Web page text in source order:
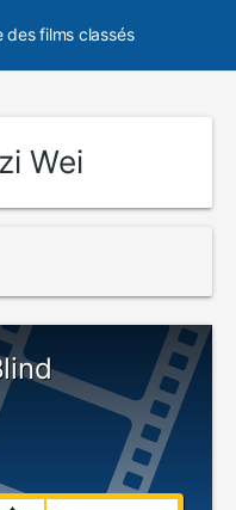
des films classés
Wei